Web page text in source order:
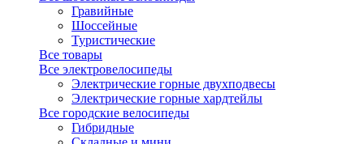
Гравийные
Шоссейные
Туристические
Все товары
Все электровелосипеды
Электрические горные двухподвесы
Электрические горные хардтейлы
Все городские велосипеды
Гибридные